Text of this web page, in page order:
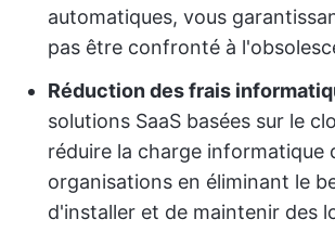
automatiques, vous
pas être confronté à
Réduction des frais
solutions SaaS basées sur le
réduire la charge informatique
organisations en éliminant le
d'installer et de maintenir des